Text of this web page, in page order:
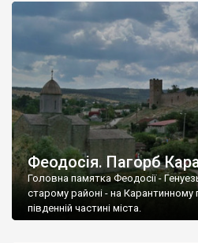
Феодосія. Пагорб
Головна памятка Феодосії -
старому районі - на Карантинному
південній частині міста.